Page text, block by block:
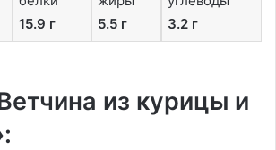
15.9 г
5.5 г
3.2 г
из курицы и